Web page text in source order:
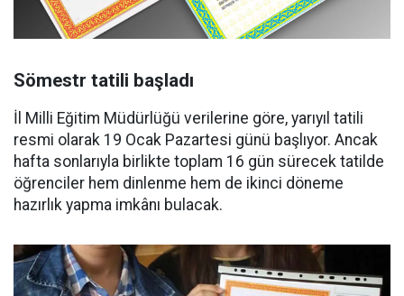
Sömestr tatili başladı
İl Milli Eğitim Müdürlüğü verilerine göre, yarıyıl tatili
resmi olarak 19 Ocak Pazartesi günü başlıyor. Ancak
hafta sonlarıyla birlikte toplam 16 gün sürecek tatilde
öğrenciler hem dinlenme hem de ikinci döneme
hazırlık yapma imkânı bulacak.